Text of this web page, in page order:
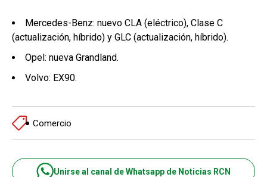
Mercedes-Benz: nuevo CLA (eléctrico), Clase C
(actualización, híbrido) y GLC (actualización, híbrido).
Opel: nueva Grandland.
Volvo: EX90.
Comercio
Unirse al canal de Whatsapp de Noticias RCN